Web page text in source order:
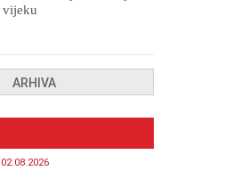
vijeku
ARHIVA
02.08.2026